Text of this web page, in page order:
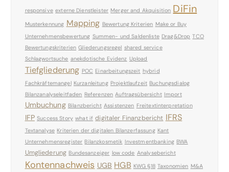
responsive externe Dienstleister Merger and Akquisition DiFin
Musterkennung Mapping Bewertung Kriterien Make or Buy
Unternehmensbewertung Summen- und Saldenliste Drag&Drop TCO
Bewertungskriterien Gliederungsregel shared service
Schlagwortsuche anekdotische Evidenz Upload
Tiefgliederung POC Einarbeitungszeit hybrid
Fachkräftemangel Kurzanleitung Projektlaufzeit Buchungsdialog
Bilanzanalyseleitfaden Referenzen Auftragsübersicht Import
Umbuchung Bilanzbericht Assistenzen Freitextinterpretation
IFP Success Story what if digitaler Finanzbericht IFRS
Textanalyse Kriterien der digitalen Bilanzerfassung Kant
Unternehmensregister Bilanzkosmetik Investmentbanking BWA
Umgliederung Bundesanzeiger low code Analysebericht
Kontennachweis UGB HGB KWG §18 Taxonomien M&A